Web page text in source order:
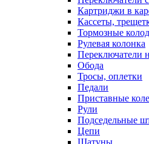
Картриджи в
Кассеты,
Тормозные
Рулевая колонка
Переключатели
Обода
Тросы, оплетки
Педали
Приставные
Рули
Подседельные
Цепи
Шатуны